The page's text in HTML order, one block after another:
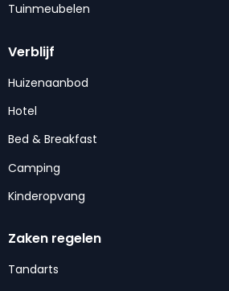
Tuinmeubelen
Verblijf
Huizenaanbod
Hotel
Bed & Breakfast
Camping
Kinderopvang
Zaken regelen
Tandarts